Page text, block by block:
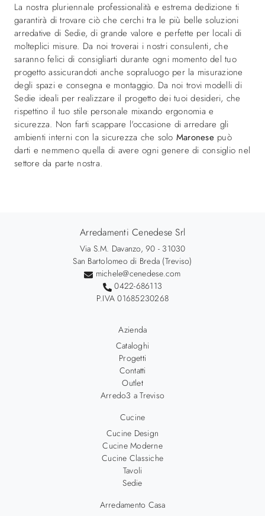
La nostra pluriennale professionalità e estrema dedizione ti
garantirà di trovare ciò che cerchi tra le più belle soluzioni
arredative di Sedie, di grande valore e perfette per locali di
molteplici misure. Da noi troverai i nostri consulenti, che
saranno felici di consigliarti durante ogni momento del tuo
progetto assicurandoti anche sopraluogo per la misurazione
degli spazi e consegna e montaggio. Da noi trovi modelli di
Sedie ideali per realizzare il progetto dei tuoi desideri, che
rispettino il tuo stile personale mixando ergonomia e
sicurezza. Non farti scappare l'occasione di arredare gli
ambienti interni con la sicurezza che solo Maronesepuò
darti e nemmeno quella di avere ogni genere di consiglio nel
settore da parte nostra.
Arredamenti Cenedese Srl
Via S.M. Davanzo, 90 - 31030
San Bartolomeo di Breda (Treviso)
michele@cenedese.com
0422-686113
P.IVA 01685230268
Azienda
Cataloghi
Progetti
Contatti
Outlet
Arredo3 a Treviso
Cucine
Cucine Design
Cucine Moderne
Cucine Classiche
Tavoli
Sedie
Arredamento Casa